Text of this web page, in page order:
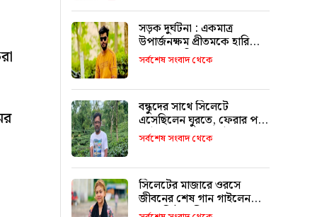
সড়ক দুর্ঘটনা : একমাত্র
উপার্জনক্ষম প্রীতমকে হারিয়ে
বাকরুদ্ধ পরিবার
সর্বশেষ সংবাদ থেকে
বন্ধুদের সাথে সিলেটে
এসেছিলেন ঘুরতে, ফেরার পথে
দুর্ঘটনায় মারা যান সাইফুল
সর্বশেষ সংবাদ থেকে
সিলেটের মাজারে ওরসে
জীবনের শেষ গান গাইলেন
পেহেলি ভৈরবী